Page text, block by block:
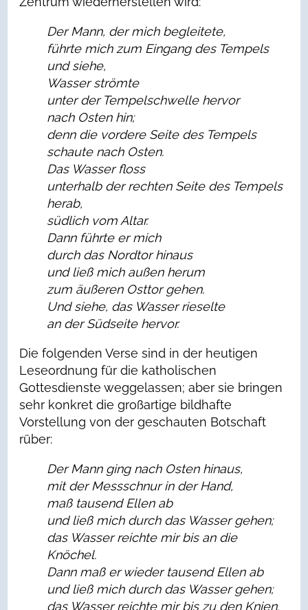
Der Mann, der mich begleitete,
führte mich zum Eingang des Tempels
und siehe,
Wasser strömte
unter der Tempelschwelle hervor
nach Osten hin;
denn die vordere Seite des Tempels
schaute nach Osten.
Das Wasser floss
unterhalb der rechten Seite des Tempels
herab,
südlich vom Altar.
Dann führte er mich
durch das Nordtor hinaus
und ließ mich außen herum
zum äußeren Osttor gehen.
Und siehe, das Wasser rieselte
an der Südseite hervor.
Die folgenden Verse sind in der heutigen
Leseordnung für die katholischen
Gottesdienste weggelassen; aber sie bringen
sehr konkret die großartige bildhafte
Vorstellung von der geschauten Botschaft
rüber:
Der Mann ging nach Osten hinaus,
mit der Messschnur in der Hand,
maß tausend Ellen ab
und ließ mich durch das Wasser gehen;
das Wasser reichte mir bis an die
Knöchel.
Dann maß er wieder tausend Ellen ab
und ließ mich durch das Wasser gehen;
das Wasser reichte mir bis zu den Knien.